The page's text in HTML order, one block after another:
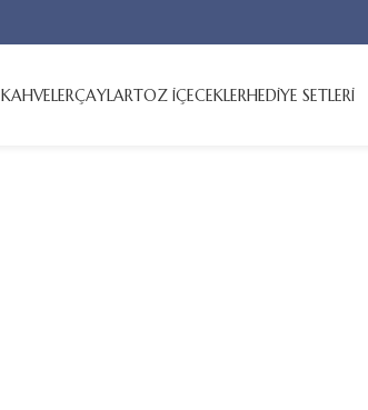
KAHVELERÇAYLARTOZ İÇECEKLERHEDİYE SETLERİ